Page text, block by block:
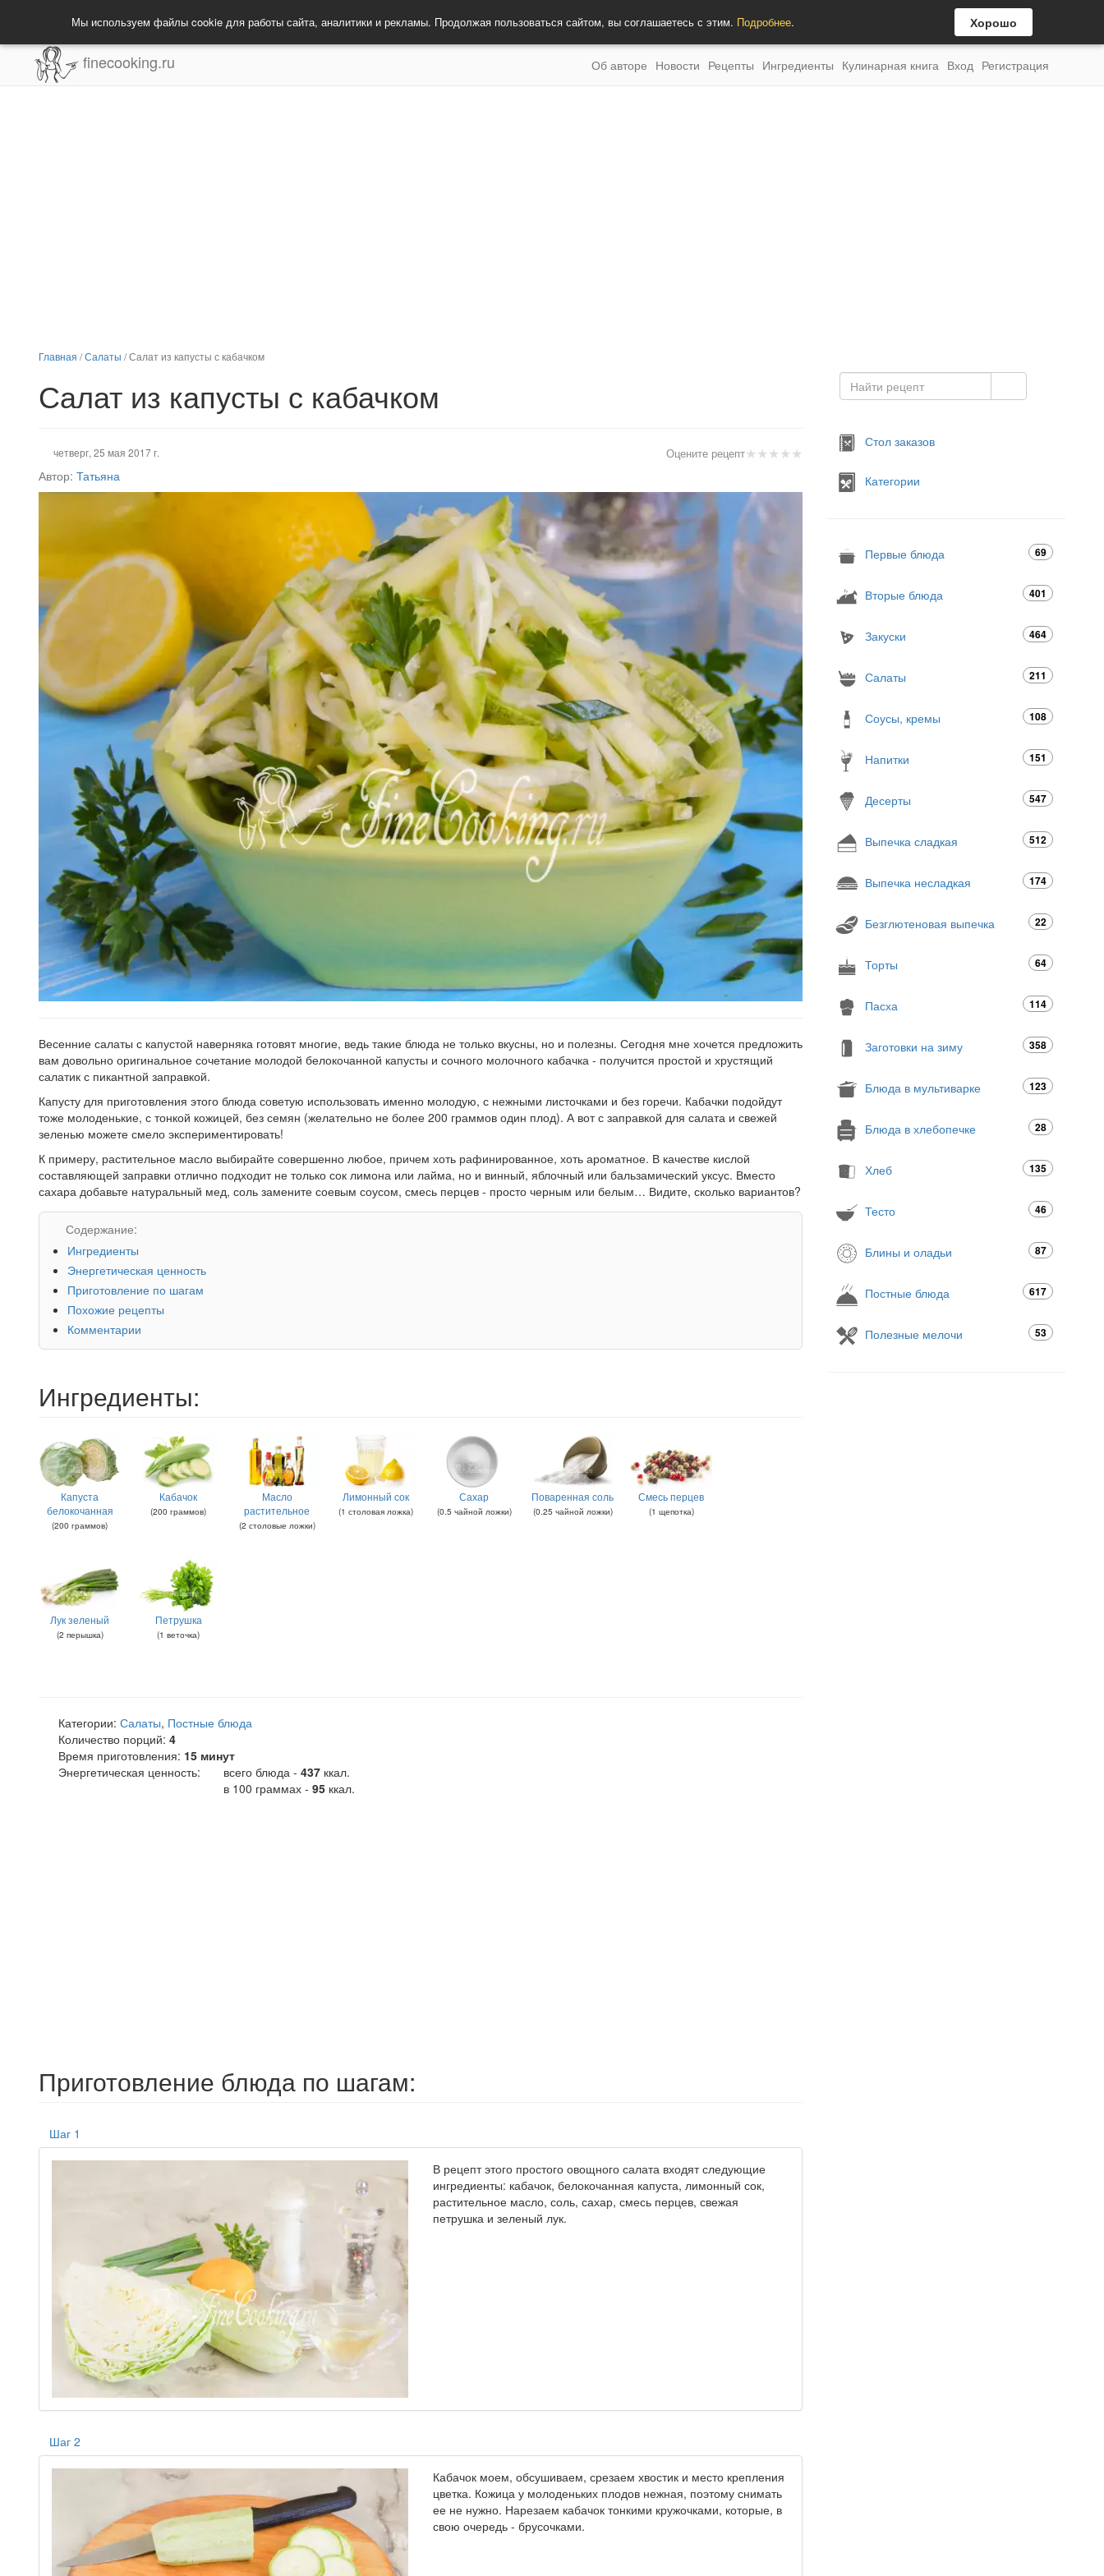
Мы используем файлы cookie для работы сайта, аналитики и рекламы. Продолжая пользоваться сайтом, вы соглашаетесь с этим. Подробнее. Хорошо
finecooking.ru Об авторе Новости Рецепты Ингредиенты Кулинарная книга Вход Регистрация
Главная /Салаты /Салат из капусты с кабачком
Салат из капусты с кабачком
★★★★★
Оцените рецепт
четверг, 25 мая 2017 г.
Автор: Татьяна
Весенние салаты с капустой наверняка готовят многие, ведь такие блюда не только вкусны, но и полезны. Сегодня мне хочется предложить
вам довольно оригинальное сочетание молодой белокочанной капусты и сочного молочного кабачка - получится простой и хрустящий
салатик с пикантной заправкой.
Капусту для приготовления этого блюда советую использовать именно молодую, с нежными листочками и без горечи. Кабачки подойдут
тоже молоденькие, с тонкой кожицей, без семян (желательно не более 200 граммов один плод). А вот с заправкой для салата и свежей
зеленью можете смело экспериментировать!
К примеру, растительное масло выбирайте совершенно любое, причем хоть рафинированное, хоть ароматное. В качестве кислой
составляющей заправки отлично подходит не только сок лимона или лайма, но и винный, яблочный или бальзамический уксус. Вместо
сахара добавьте натуральный мед, соль замените соевым соусом, смесь перцев - просто черным или белым… Видите, сколько вариантов?
Содержание:
Ингредиенты
Энергетическая ценность
Приготовление по шагам
Похожие рецепты
Комментарии
Ингредиенты:
Капуста
белокочанная
(200 граммов)
Кабачок
(200 граммов)
Масло
растительное
(2 столовые ложки)
Лимонный сок
(1 столовая ложка)
Сахар
(0.5 чайной ложки)
Поваренная соль
(0.25 чайной ложки)
Смесь перцев
(1 щепотка)
Лук зеленый
(2 перышка)
Петрушка
(1 веточка)
Категории: Салаты, Постные блюда
Количество порций: 4
Время приготовления: 15 минут
Энергетическая ценность:
всего блюда - 437 ккал.
в 100 граммах - 95 ккал.
Приготовление блюда по шагам:
Шаг 1
В рецепт этого простого овощного салата входят следующие
ингредиенты: кабачок, белокочанная капуста, лимонный сок,
растительное масло, соль, сахар, смесь перцев, свежая
петрушка и зеленый лук.
Шаг 2
Кабачок моем, обсушиваем, срезаем хвостик и место крепления
цветка. Кожица у молоденьких плодов нежная, поэтому снимать
ее не нужно. Нарезаем кабачок тонкими кружочками, которые, в
свою очередь - брусочками.
Стол заказов
Категории
Первые блюда 69
Вторые блюда 401
Закуски 464
Салаты 211
Соусы, кремы 108
Напитки 151
Десерты 547
Выпечка сладкая 512
Выпечка несладкая 174
Безглютеновая выпечка 22
Торты 64
Пасха 114
Заготовки на зиму 358
Блюда в мультиварке 123
Блюда в хлебопечке 28
Хлеб 135
Тесто 46
Блины и оладьи 87
Постные блюда 617
Полезные мелочи 53